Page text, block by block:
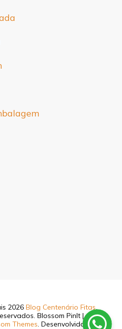
2026 Blog Centenário Fitas.
Blossom PinIt |
Themes. Desenvolvido por